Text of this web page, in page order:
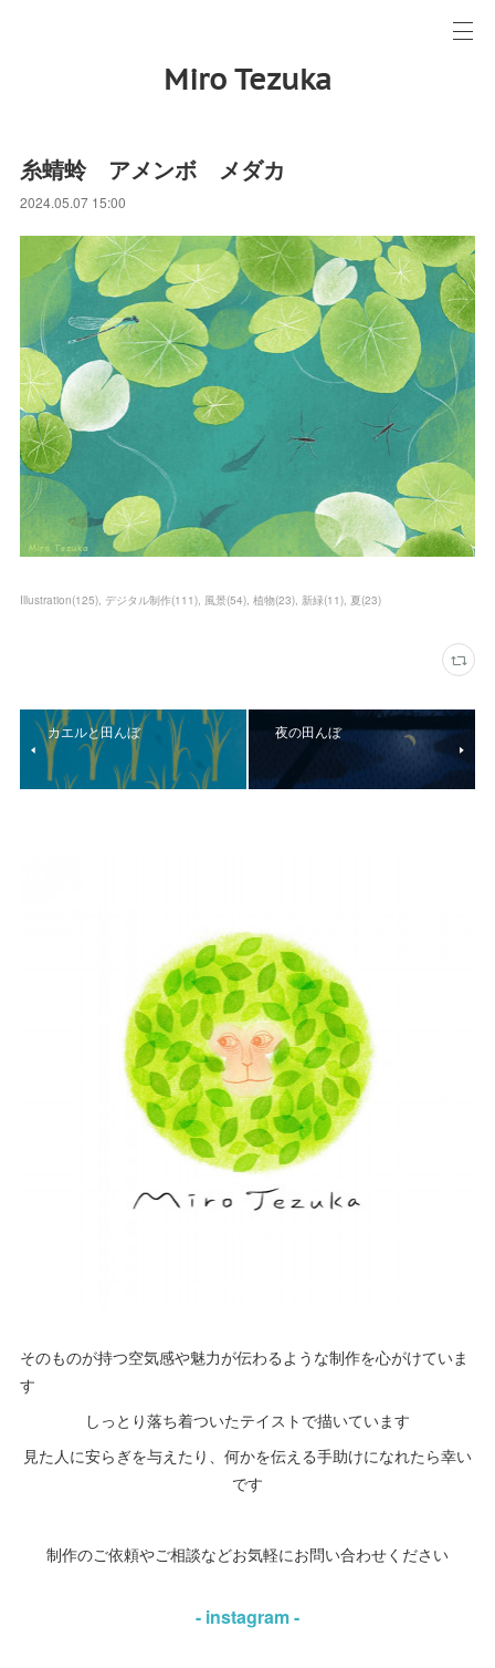
Miro Tezuka
糸蜻蛉 アメンボ メダカ
2024.05.07 15:00
Illustration(125) デジタル制作(111) 風景(54) 植物(23) 新緑(11) 夏(23)
カエルと田んぼ 夜の田んぼ
そのものが持つ空気感や魅力が伝わるような制作を心がけていま
す
しっとり落ち着ついたテイストで描いています
見た人に安らぎを与えたり、何かを伝える手助けになれたら幸い
です
制作のご依頼やご相談などお気軽にお問い合わせください
- instagram -